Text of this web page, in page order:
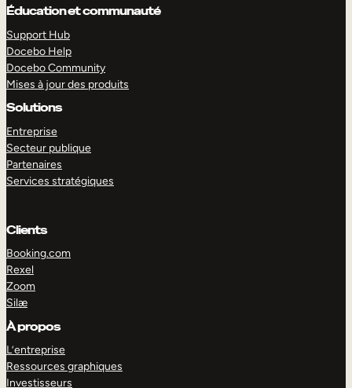
Éducation et communauté
Support Hub
Docebo Help
Docebo Community
Mises à jour des produits
Solutions
Entreprise
Secteur publique
Partenaires
Services stratégiques
Clients
Booking.com
Rexel
Zoom
Silæ
À propos
L’entreprise
Ressources graphiques
Investisseurs